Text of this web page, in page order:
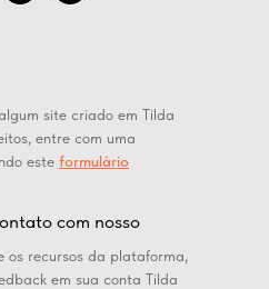
site criado em Tilda
entre com uma
este formulário
com nosso
os recursos da plataforma,
em sua conta Tilda